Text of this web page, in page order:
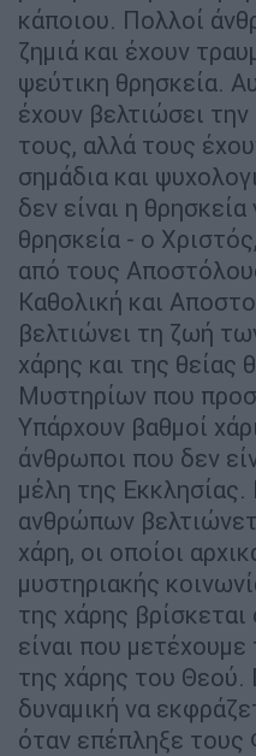
κάποιου. Πολλοί
ζημιά και έχουν
ψεύτικη θρησκεία.
έχουν βελτιώσει
τους, αλλά τους
σημάδια και
δεν είναι η
θρησκεία - ο
από τους
Καθολική και
βελτιώνει τη ζωή
χάρης και της θείας
Μυστηρίων που
Υπάρχουν βαθμοί
άνθρωποι που δεν
μέλη της
ανθρώπων
χάρη, οι οποίοι
μυστηριακής
της χάρης
είναι που
της χάρης του Θεού.
δυναμική να
όταν επέπληξε τους